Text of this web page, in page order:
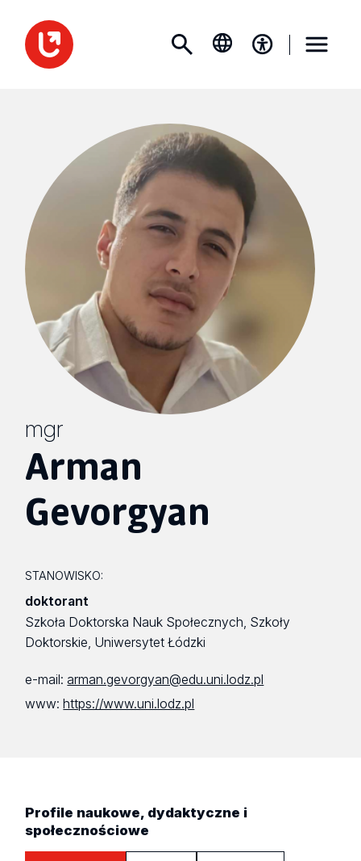
mgr
Arman
Gevorgyan
STANOWISKO:
doktorant
Szkoła Doktorska Nauk Społecznych, Szkoły
Doktorskie, Uniwersytet Łódzki
e-mail:arman.gevorgyan@edu.uni.lodz.pl
www:https://www.uni.lodz.pl
Profile naukowe, dydaktyczne i
społecznościowe